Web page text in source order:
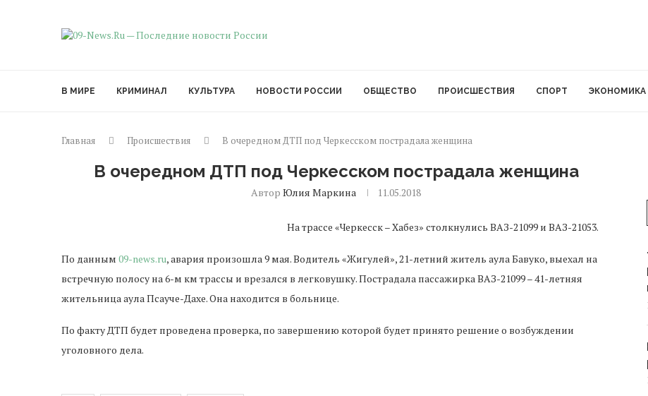
В МИРЕ КРИМИНАЛ КУЛЬТУРА НОВОСТИ РОССИИ ОБЩЕСТВО ПРОИСШЕСТВИЯ СПОРТ ЭКОНОМИКА
Главная Происшествия В очередном ДТП под Черкесском пострадала женщина
В очередном ДТП под Черкесском пострадала женщина
АвторЮлия Маркина 11.05.2018
На трассе «Черкесск – Хабез» столкнулись ВАЗ-21099 и ВАЗ-21053.
По данным 09-news.ru, авария произошла 9 мая. Водитель «Жигулей», 21-летний житель аула Бавуко, выехал на
встречную полосу на 6-м км трассы и врезался в легковушку. Пострадала пассажирка ВАЗ-21099 – 41-летняя
жительница аула Псауче-Дахе. Она находится в больнице.
По факту ДТП будет проведена проверка, по завершению которой будет принято решение о возбуждении
уголовного дела.